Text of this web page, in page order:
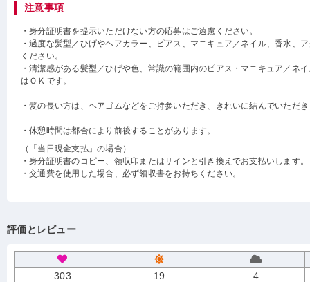
注意事項
・身分証明書を提示いただけない方の応募はご遠慮ください。
・過度な髪型／ひげやヘアカラー、ピアス、マニキュア／ネイル、香水、
ください。
・清潔感がある髪型／ひげや色、常識の範囲内のピアス・マニキュア／ネ
はＯＫです。
・髪の長い方は、ヘアゴムなどをご持参いただき、きれいに結んでいただ
・休憩時間は都合により前後することがあります。
（「当日現金支払」の場合）
・身分証明書のコピー、領収印またはサインと引き換えでお支払いします。
・交通費を使用した場合、必ず領収書をお持ちください。
評価とレビュー
303 19 4